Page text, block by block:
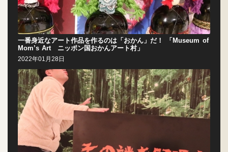
一番身近なアート作品を作るのは「おかん」だ！ 「Museum of
Mom’s Art ニッポン国おかんアート村」
2022年01月28日